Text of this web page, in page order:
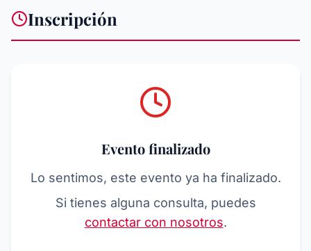
Inscripción
Evento finalizado
Lo sentimos, este evento ya ha finalizado.
Si tienes alguna consulta, puedes
contactar con nosotros.